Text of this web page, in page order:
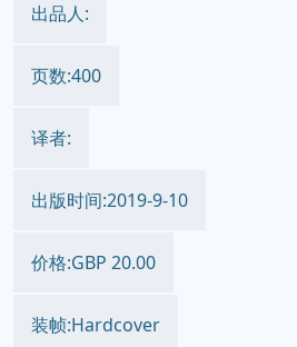
出品人:
页数:400
译者:
出版时间:2019-9-10
价格:GBP 20.00
装帧:Hardcover